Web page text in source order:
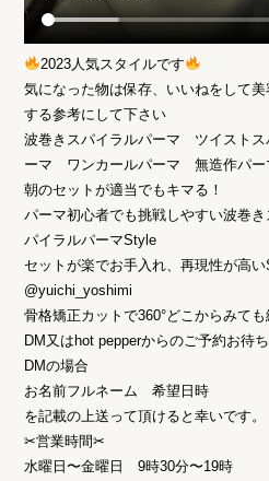
2023人気スタイルです
気になった物は保存、いいねをして
する参考にして下さい
波巻きスパイラルパーマ ツイスト
ーマ ワンカールパーマ 無造作パー
朝のセットが適当でもキマる！
パーマ初心者でも挑戦しやすい波巻
パイラルパーマStyle
セットが楽でお手入れ、再現性が高
@yuichi_yoshimi
骨格矯正カットで360°どこからみて
DM又はhot pepperからのご予約お待
DMの場合
お名前フルネーム 希望日時
を記載の上送って頂けると幸いです。
✂︎営業時間✂︎
水曜日〜金曜日 9時30分〜19時